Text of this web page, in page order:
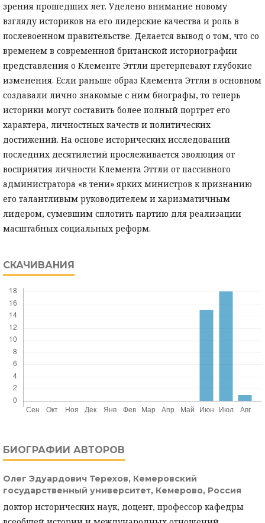
зрения прошедших лет. Уделено внимание новому
взгляду историков на его лидерские качества и роль в
послевоенном правительстве. Делается вывод о том, что со
временем в современной британской историографии
представления о Клементе Эттли претерпевают глубокие
изменения. Если раньше образ Клемента Эттли в основном
создавали лично знакомые с ним биографы, то теперь
историки могут составить более полный портрет его
характера, личностных качеств и политических
достижений. На основе исторических исследований
последних десятилетий прослеживается эволюция от
восприятия личности Клемента Эттли от пассивного
администратора «в тени» ярких министров к признанию
его талантливым руководителем и харизматичным
лидером, сумевшим сплотить партию для реализации
масштабных социальных реформ.
СКАЧИВАНИЯ
БИОГРАФИИ АВТОРОВ
Олег Эдуардович Терехов, Кемеровский
государственный университет, Кемерово, Россия
доктор исторических наук, доцент, профессор кафедры